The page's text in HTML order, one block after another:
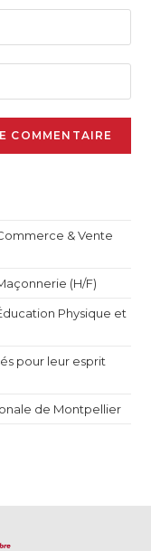
& Vente
(H/F)
Physique et
pour leur esprit
de Montpellier